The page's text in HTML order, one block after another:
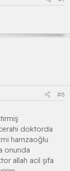
#8
doktorda
hamzaoğlu
onunda
allah acil şifa